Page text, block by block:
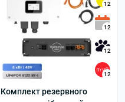
12
12
12
12
Комплект резервного